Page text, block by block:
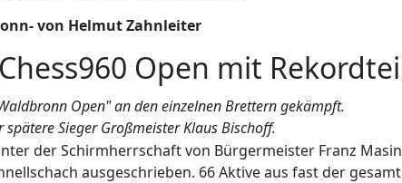
von Helmut Zahnleiter
Open mit
Open" an den einzelnen Brettern gekämpft.
spätere Sieger Großmeister Klaus Bischoff.
der Schirmherrschaft von Bürgermeister Franz
ausgeschrieben. 66 Aktive aus fast der